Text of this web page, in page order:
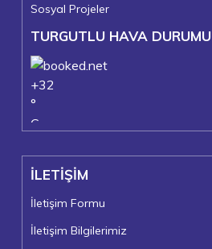
Sosyal Projeler
TURGUTLU HAVA DURUMU
+32
°
C
+23°
Turgutlu
Cumartesi, 08
İLETİŞİM
İletişim Formu
İletişim Bilgilerimiz